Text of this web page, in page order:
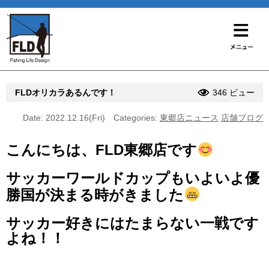
FLDオリカラあるんです！ 346 ビュー
Date: 2022.12.16(Fri) Categories: 東郷店ニュース 店舗ブログ
こんにちは、FLD東郷店です
サッカーワールドカップもいよいよ優
勝国が決まる時がきました
サッカー好きにはたまらない一戦です
よね！！